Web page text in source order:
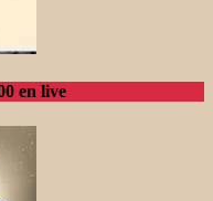
en live